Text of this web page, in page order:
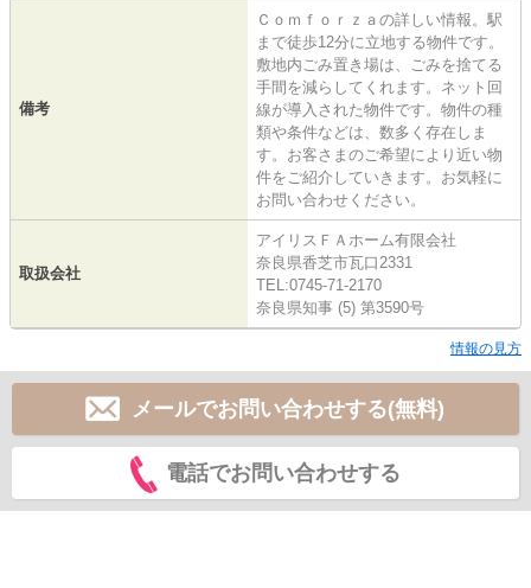
備考
Ｃｏｍｆｏｒｚａの詳しい情報。駅
まで徒歩12分に立地する物件です。
敷地内ごみ置き場は、ごみを捨てる
手間を減らしてくれます。ネット回
線が導入された物件です。物件の種
類や条件などは、数多く存在しま
す。お客さまのご希望により近い物
件をご紹介していきます。お気軽に
お問い合わせください。
取扱会社
アイリスＦＡホーム有限会社
奈良県香芝市瓦口2331
TEL:0745-71-2170
奈良県知事 (5) 第3590号
情報の見方
メールでお問い合わせする(無料)
電話でお問い合わせする